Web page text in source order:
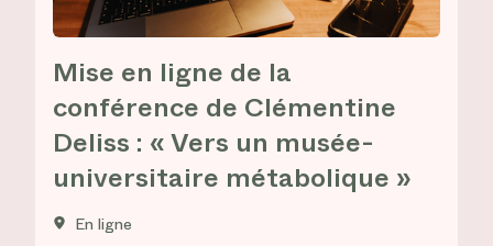
Mise en ligne de la
conférence de Clémentine
Deliss : « Vers un musée-
universitaire métabolique »
En ligne